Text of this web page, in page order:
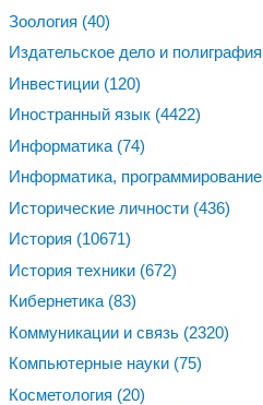
Зоология (40)
Издательское дело и полиграфия
Инвестиции (120)
Иностранный язык (4422)
Информатика (74)
Информатика, программирование
Исторические личности (436)
История (10671)
История техники (672)
Кибернетика (83)
Коммуникации и связь (2320)
Компьютерные науки (75)
Косметология (20)